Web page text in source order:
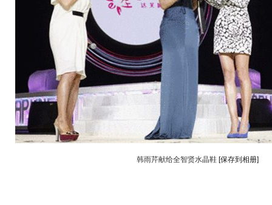
韩雨芹献给全智贤水晶鞋 [保存到相册]